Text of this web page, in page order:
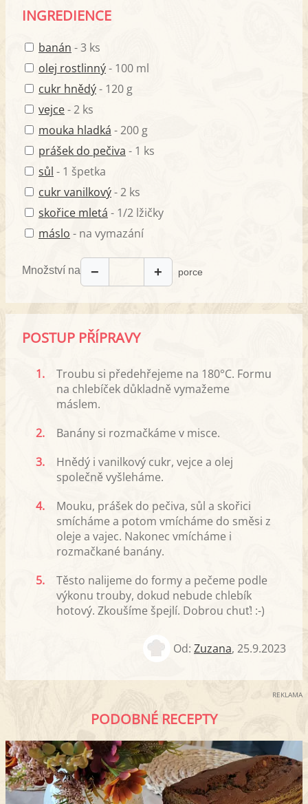
INGREDIENCE
banán - 3 ks
olej rostlinný- 100 ml
cukr hnědý- 120 g
vejce- 2 ks
mouka hladká - 200 g
prášek do pečiva - 1 ks
sůl - 1 špetka
cukr vanilkový- 2 ks
skořice mletá - 1/2 lžičky
máslo - na vymazání
Množství na − + porce
POSTUP PŘÍPRAVY
1.
Troubu si předehřejeme na 180°C. Formu
na chlebíček důkladně vymažeme
máslem.
2.
Banány si rozmačkáme v misce.
3.
Hnědý i vanilkový cukr, vejce a olej
společně vyšleháme.
4.
Mouku, prášek do pečiva, sůl a skořici
smícháme a potom vmícháme do směsi z
oleje a vajec. Nakonec vmícháme i
rozmačkané banány.
5.
Těsto nalijeme do formy a pečeme podle
výkonu trouby, dokud nebude chlebík
hotový. Zkoušíme špejlí. Dobrou chuť! :-)
Od: Zuzana, 25.9.2023
REKLAMA
PODOBNÉ RECEPTY